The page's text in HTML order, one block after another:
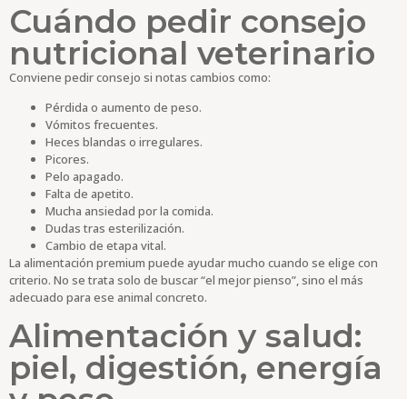
Cuándo pedir consejo
nutricional veterinario
Conviene pedir consejo si notas cambios como:
Pérdida o aumento de peso.
Vómitos frecuentes.
Heces blandas o irregulares.
Picores.
Pelo apagado.
Falta de apetito.
Mucha ansiedad por la comida.
Dudas tras esterilización.
Cambio de etapa vital.
La alimentación premium puede ayudar mucho cuando se elige con
criterio. No se trata solo de buscar “el mejor pienso”, sino el más
adecuado para ese animal concreto.
Alimentación y salud:
piel, digestión, energía